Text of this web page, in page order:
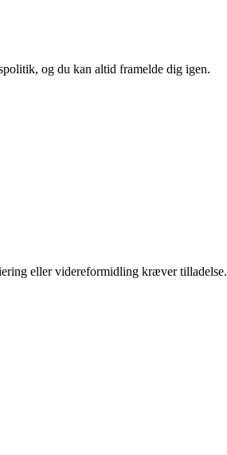
og du kan altid framelde dig igen.
eller videreformidling kræver tilladelse.